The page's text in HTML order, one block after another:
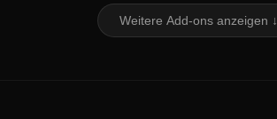
Weitere Add-ons anzeigen ↓